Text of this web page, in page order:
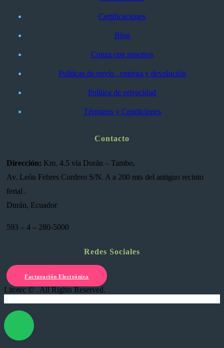
Certificaciones
Blog
Cotiza con nosotros
Políticas de envío , entrega y devolución
Política de privacidad
Términos y Condiciones
Contacto
Dirección: Km. 4.5 vía Durán – Tambo,
Av. León Febres Cordero S/N. A a 200 mts del antiguo recinto
ferial .
Durán, Ecuador
593 – 4 – 280-5000
Redes Sociales
Facturación Electrónica
Litotec © . All Rights Reserved.